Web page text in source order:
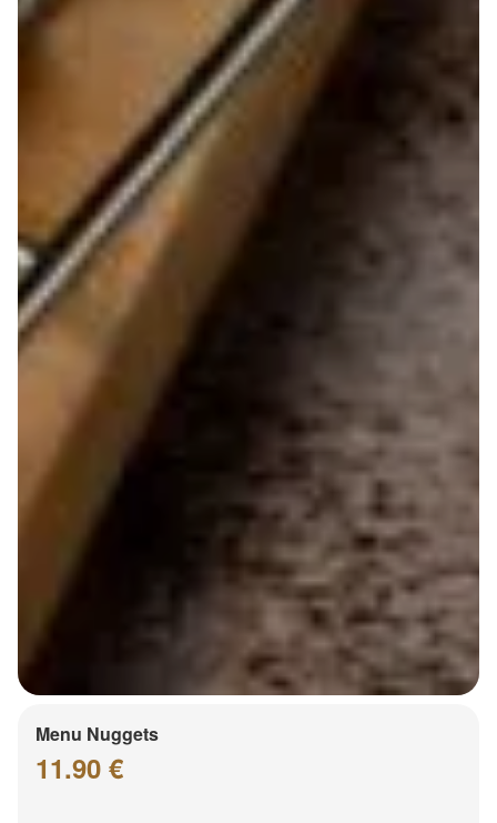
Menu Nuggets
11.90 €